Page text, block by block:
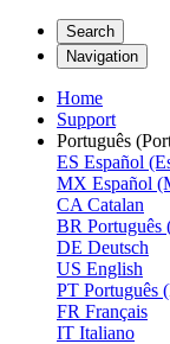
Search
Navigation
Home
Support
Português
ES Español
MX Español
CA Catalan
BR Português
DE Deutsch
US English
PT Português
FR Français
IT Italiano